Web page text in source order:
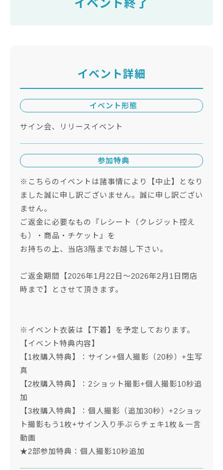
イベント終了
イベント詳細
イベント形態
サイン会、リリースイベント
参加特典
※こちらのイベントは諸事情により【中止】となり
ました誠に申し訳ございません。誠に申し訳ござい
ません。
ご返金に必要なもの『レシート（クレジット控え
も）・商品・チケット』を
お持ちの上、当店3階までお越し下さい。
ご返金期間【2026年1月22日～2026年2月1日閉店
時まで】とさせて頂きます。
※イベント衣装は【下着】を予定しております。
【イベント特典内容】
【1枚購入特典】：サイン+個人撮影（20秒）+生写
真
【2枚購入特典】：2ショット撮影+個人撮影10秒追
加
【3枚購入特典】：個人撮影（追加30秒）+2ショッ
ト撮影もう1枚+サイン入り手ぶらチェキ1枚＆一言
動画
★2部参加特典：個人撮影10秒追加